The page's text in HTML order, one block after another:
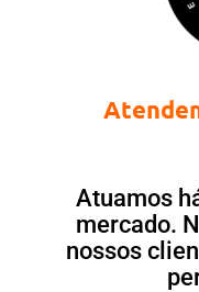
Atuamos
mercado.
nossos